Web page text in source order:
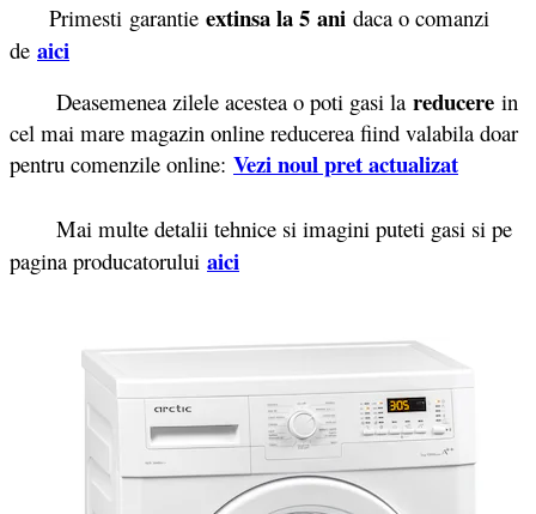
Primesti garantie extinsa la 5 ani daca o comanzi
de aici
Deasemenea zilele acestea o poti gasi la reducere in
cel mai mare magazin online reducerea fiind valabila doar
pentru comenzile online: Vezi noul pret actualizat
Mai multe detalii tehnice si imagini puteti gasi si pe
pagina producatorului aici